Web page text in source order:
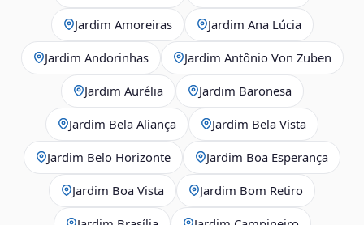
Jardim Amoreiras Jardim Ana Lúcia
Jardim Andorinhas Jardim Antônio Von Zuben
Jardim Aurélia Jardim Baronesa
Jardim Bela Aliança Jardim Bela Vista
Jardim Belo Horizonte Jardim Boa Esperança
Jardim Boa Vista Jardim Bom Retiro